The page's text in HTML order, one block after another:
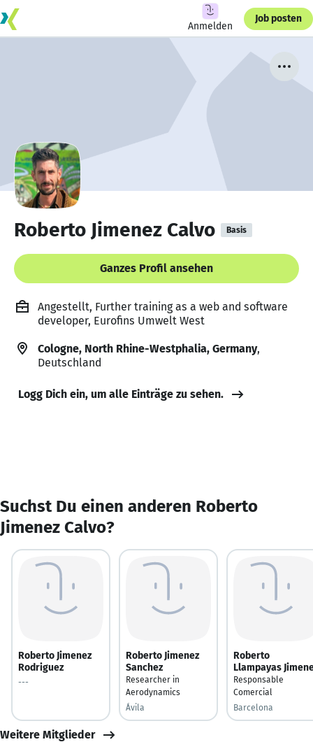
Anmelden
Job posten
Roberto Jimenez Calvo Basis
Ganzes Profil ansehen
Angestellt, Further training as a web and software
developer, Eurofins Umwelt West
Cologne, North Rhine-Westphalia, Germany,
Deutschland
Logg Dich ein, um alle Einträge zu sehen.
Suchst Du einen anderen Roberto
Jimenez Calvo?
Roberto Jimenez
Rodriguez
---
Roberto Jimenez
Sanchez
Researcher in
Aerodynamics
Ávila
Roberto
Llampayas
Responsable
Comercial
Barcelona
Weitere Mitglieder